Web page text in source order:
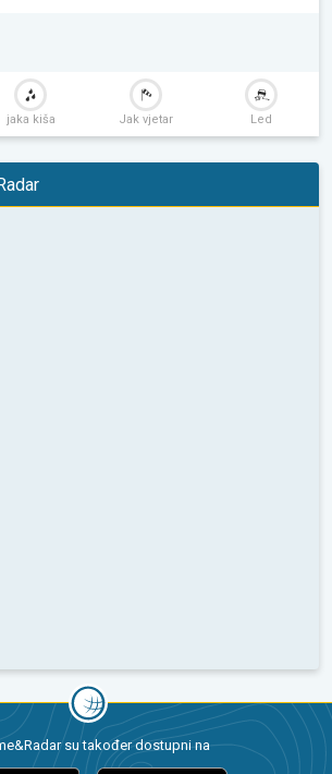
jaka kiša Jak vjetar Led
su također dostupni na